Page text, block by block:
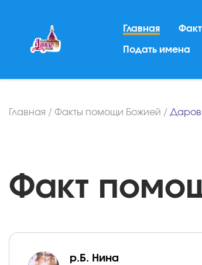
Главная
Подать имена
Главная / Факты помощи Божией /
Факт
р.Б. Нина